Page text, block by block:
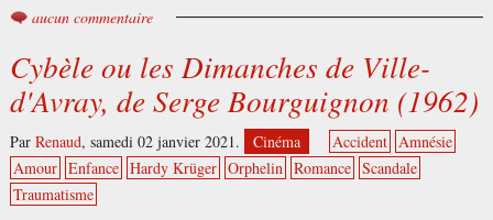
aucun commentaire
Cybèle ou les Dimanches de Ville-
d'Avray, de Serge Bourguignon (1962)
Par Renaud, samedi 02 janvier 2021. Cinéma Accident Amnésie
Amour Enfance Hardy Krüger Orphelin Romance Scandale
Traumatisme